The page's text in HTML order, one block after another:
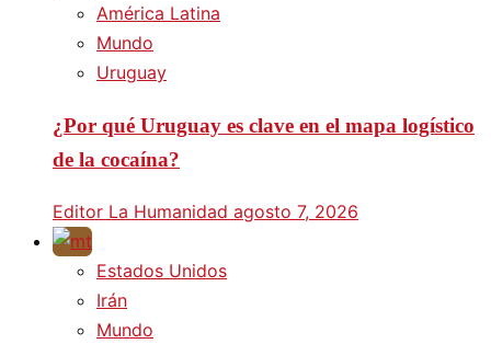
América Latina
Mundo
Uruguay
¿Por qué Uruguay es clave en el mapa logístico
de la cocaína?
Editor La Humanidad agosto 7, 2026
Estados Unidos
Irán
Mundo